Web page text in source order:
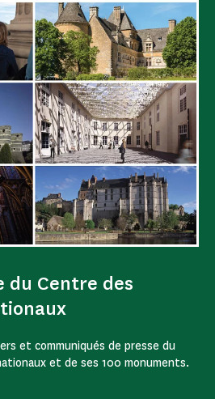
du Centre des
et communiqués de presse du
et de ses 100 monuments.